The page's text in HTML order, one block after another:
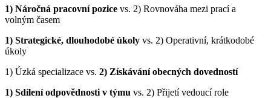
1) Náročná pracovní pozice vs. 2) Rovnováha mezi prací a
volným časem
1) Strategické, dlouhodobé úkoly vs. 2) Operativní, krátkodobé
úkoly
1) Úzká specializace vs. 2) Získávání obecných dovedností
1) Sdílení odpovědnosti v týmu vs. 2) Přijetí vedoucí role